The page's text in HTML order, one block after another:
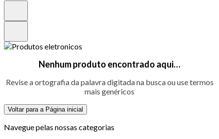
Nenhum produto encontrado aqui…
Revise a ortografia da palavra digitada na busca ou use termos
mais genéricos
Voltar para a Página inicial
Navegue pelas nossas categorias